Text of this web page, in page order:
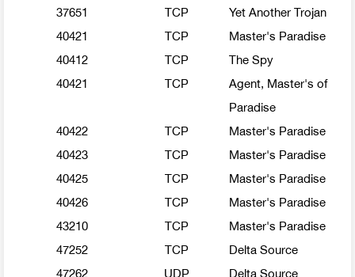
37651
TCP
Yet Another Trojan
40421
TCP
Master's Paradise
40412
TCP
The Spy
40421
TCP
Agent, Master's of
Paradise
40422
TCP
Master's Paradise
40423
TCP
Master's Paradise
40425
TCP
Master's Paradise
40426
TCP
Master's Paradise
43210
TCP
Master's Paradise
47252
TCP
Delta Source